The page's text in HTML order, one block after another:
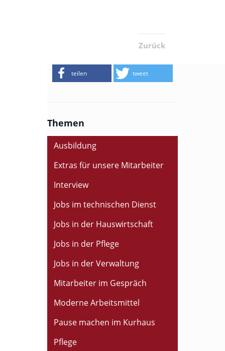
Zurück
teilen tweet
Themen
Ausbildung
Extras für unsere Mitarbeiter
Interview
Jobs im technischen Dienst
Jobs in der Hauswirtschaft
Jobs in der Pflege
Jobs in der Verwaltung
Mitarbeiter im Gespräch
Moderne Arbeitsmittel
Pause machen im Kurhaus
Pflege